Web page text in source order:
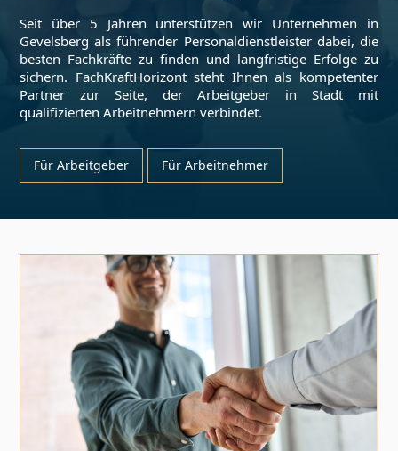
Seit über 5 Jahren unterstützen wir Unternehmen in
Gevelsberg als führender Personaldienstleister dabei, die
besten Fachkräfte zu finden und langfristige Erfolge zu
sichern. FachKraftHorizont steht Ihnen als kompetenter
Partner zur Seite, der Arbeitgeber in Stadt mit
qualifizierten Arbeitnehmern verbindet.
Für Arbeitgeber Für Arbeitnehmer